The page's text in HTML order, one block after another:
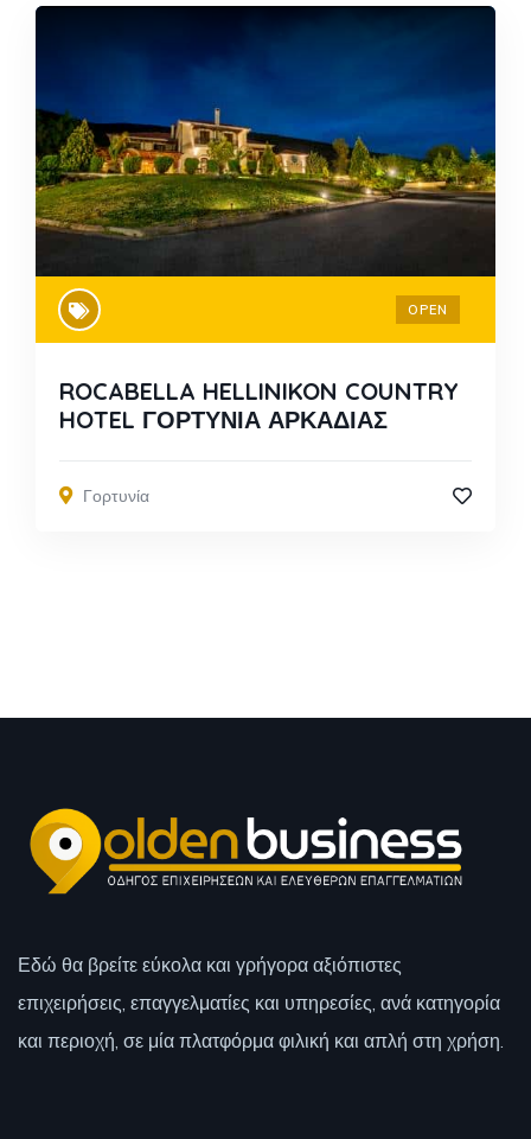
OPEN
ROCABELLA HELLINIKON COUNTRY
HOTEL ΓΟΡΤΥΝΙΑ ΑΡΚΑΔΙΑΣ
Γορτυνία
Εδώ θα βρείτε εύκολα και γρήγορα αξιόπιστες
επιχειρήσεις, επαγγελματίες και υπηρεσίες, ανά κατηγορία
και περιοχή, σε μία πλατφόρμα φιλική και απλή στη χρήση.